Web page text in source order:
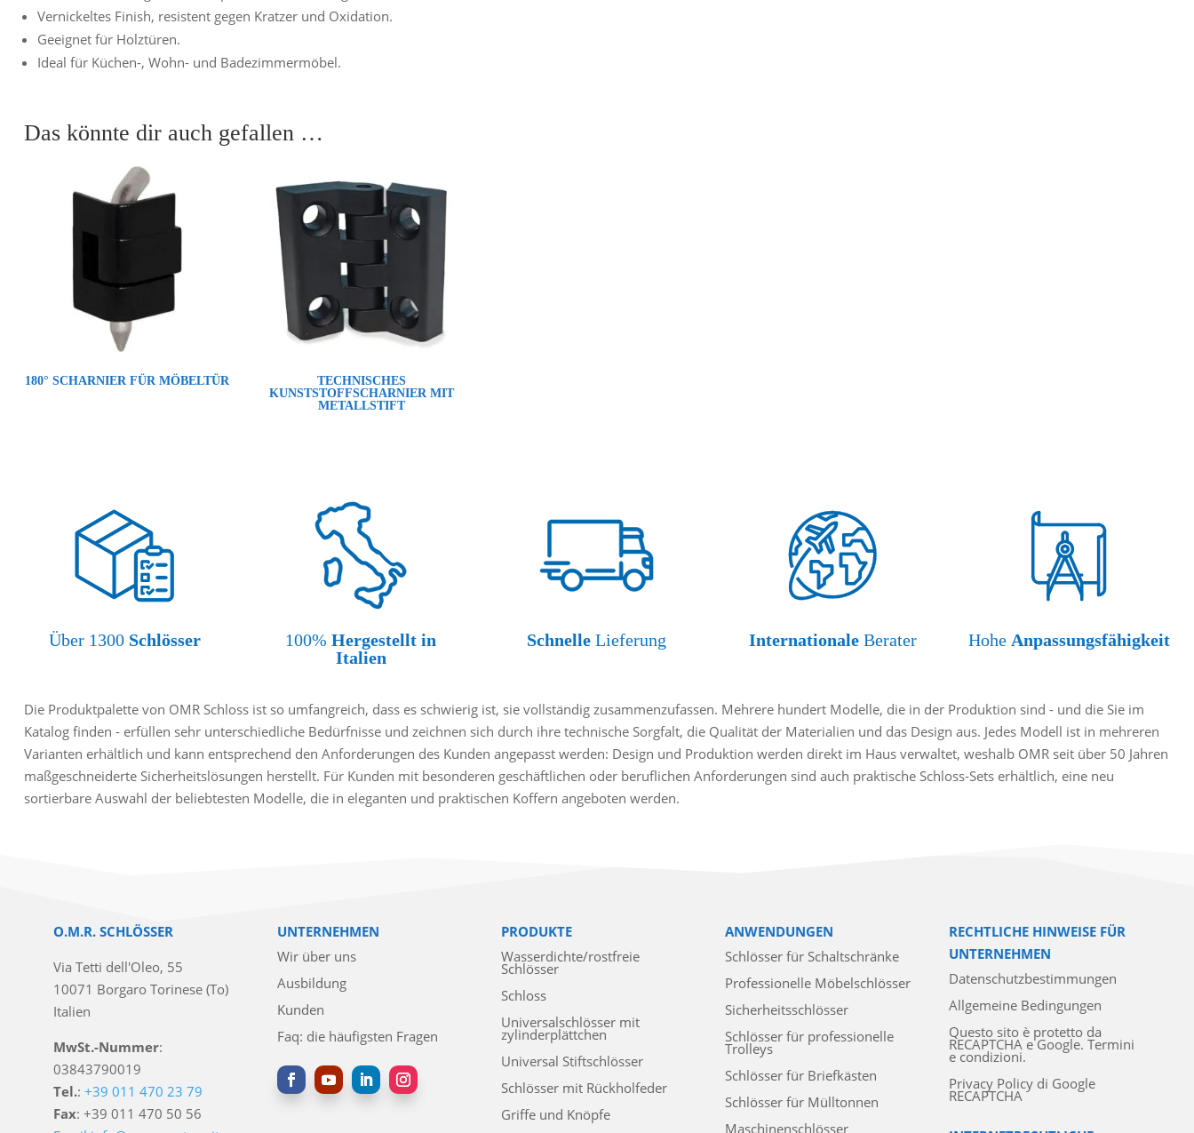
Vernickeltes Finish, resistent gegen Kratzer und Oxidation.
Geeignet für Holztüren.
Ideal für Küchen-, Wohn- und Badezimmermöbel.
Das könnte dir auch gefallen …
180° SCHARNIER FÜR MÖBELTÜR
TECHNISCHES
KUNSTSTOFFSCHARNIER MIT
METALLSTIFT
Über 1300 Schlösser 100%Hergestellt in
Italien
Schnelle Lieferung Internationale Berater HoheAnpassungsfähigkeit
Die Produktpalette von OMR Schloss ist so umfangreich, dass es schwierig ist, sie vollständig zusammenzufassen. Mehrere hundert Modelle, die in der Produktion sind - und die Sie im
Katalog finden - erfüllen sehr unterschiedliche Bedürfnisse und zeichnen sich durch ihre technische Sorgfalt, die Qualität der Materialien und das Design aus. Jedes Modell ist in mehreren
Varianten erhältlich und kann entsprechend den Anforderungen des Kunden angepasst werden: Design und Produktion werden direkt im Haus verwaltet, weshalb OMR seit über 50 Jahren
maßgeschneiderte Sicherheitslösungen herstellt. Für Kunden mit besonderen geschäftlichen oder beruflichen Anforderungen sind auch praktische Schloss-Sets erhältlich, eine neu
sortierbare Auswahl der beliebtesten Modelle, die in eleganten und praktischen Koffern angeboten werden.
O.M.R. SCHLÖSSER
Via Tetti dell'Oleo, 55
10071 Borgaro Torinese (To)
Italien
MwSt.-Nummer:
03843790019
Tel.:+39 011 470 23 79
Fax: +39 011 470 50 56
UNTERNEHMEN
Wir über uns
Ausbildung
Kunden
Faq: die häufigsten Fragen
PRODUKTE
Wasserdichte/rostfreie
Schlösser
Schloss
Universalschlösser mit
zylinderplättchen
Universal Stiftschlösser
Schlösser mit Rückholfeder
Griffe und Knöpfe
ANWENDUNGEN
Schlösser für Schaltschränke
Professionelle Möbelschlösser
Sicherheitsschlösser
Schlösser für professionelle
Trolleys
Schlösser für Briefkästen
Schlösser für Mülltonnen
Maschinenschlösser
RECHTLICHE HINWEISE FÜR
UNTERNEHMEN
Datenschutzbestimmungen
Allgemeine Bedingungen
Questo sito è protetto da
RECAPTCHA e Google. Termini
e condizioni.
Privacy Policy di Google
RECAPTCHA